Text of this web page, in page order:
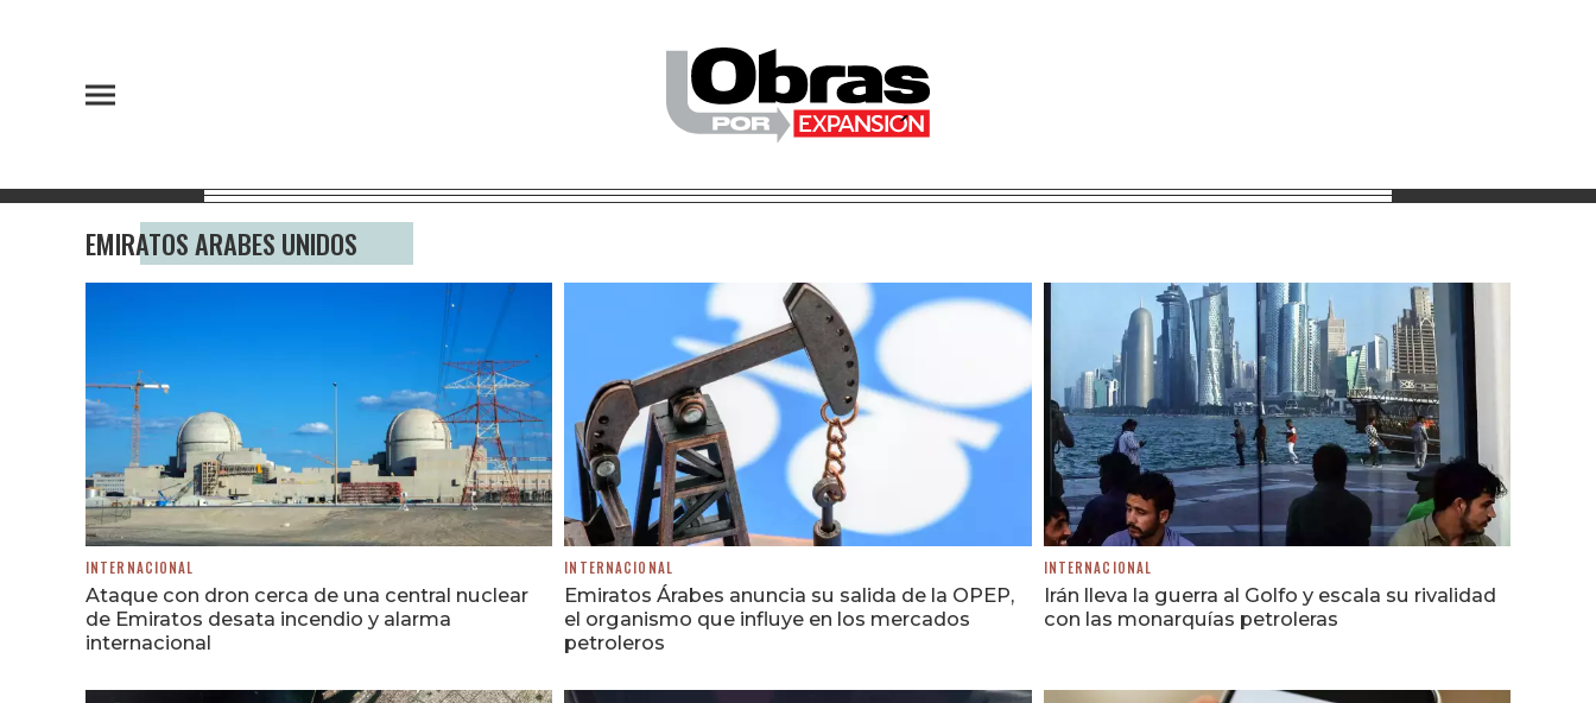
EMIRATOS ARABES UNIDOS
INTERNACIONAL
Ataque con dron cerca de una central nuclear
de Emiratos desata incendio y alarma
internacional
INTERNACIONAL
Emiratos Árabes anuncia su salida de la OPEP,
el organismo que influye en los mercados
petroleros
INTERNACIONAL
Irán lleva la guerra al Golfo y escala su rivalidad
con las monarquías petroleras